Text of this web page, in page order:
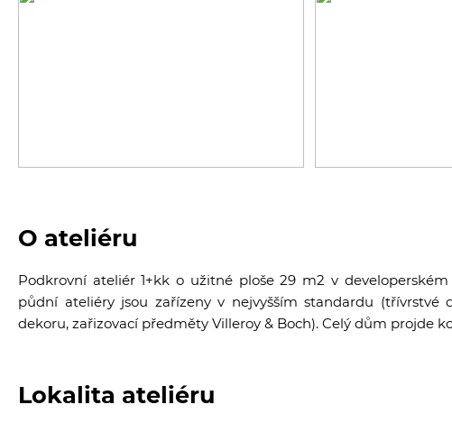
O ateliéru
Podkrovní ateliér 1+kk o užitné ploše 29 m2 v
půdní ateliéry jsou zařízeny v nejvyšším standardu
dekoru, zařizovací předměty Villeroy & Boch). Celý dům projde
Lokalita ateliéru